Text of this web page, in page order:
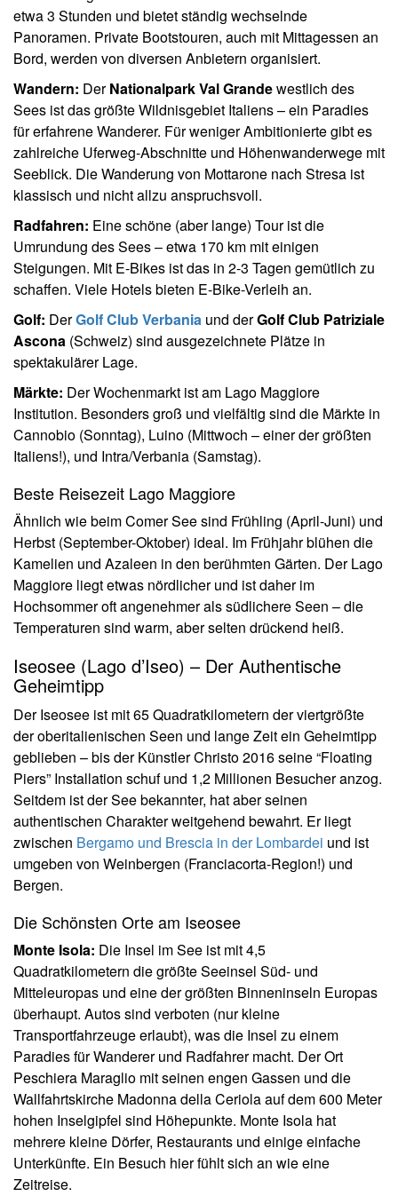
etwa 3 Stunden und bietet ständig wechselnde
Panoramen. Private Bootstouren, auch mit Mittagessen an
Bord, werden von diversen Anbietern organisiert.
Wandern: DerNationalpark Val Grandewestlich des
Sees ist das größte Wildnisgebiet Italiens – ein Paradies
für erfahrene Wanderer. Für weniger Ambitionierte gibt es
zahlreiche Uferweg-Abschnitte und Höhenwanderwege mit
Seeblick. Die Wanderung von Mottarone nach Stresa ist
klassisch und nicht allzu anspruchsvoll.
Radfahren: Eine schöne (aber lange) Tour ist die
Umrundung des Sees – etwa 170 km mit einigen
Steigungen. Mit E-Bikes ist das in 2-3 Tagen gemütlich zu
schaffen. Viele Hotels bieten E-Bike-Verleih an.
Golf: DerGolf Club Verbania und derGolf Club Patriziale
Ascona (Schweiz) sind ausgezeichnete Plätze in
spektakulärer Lage.
Märkte: Der Wochenmarkt ist am Lago Maggiore
Institution. Besonders groß und vielfältig sind die Märkte in
Cannobio (Sonntag), Luino (Mittwoch – einer der größten
Italiens!), und Intra/Verbania (Samstag).
Beste Reisezeit Lago Maggiore
Ähnlich wie beim Comer See sind Frühling (April-Juni) und
Herbst (September-Oktober) ideal. Im Frühjahr blühen die
Kamelien und Azaleen in den berühmten Gärten. Der Lago
Maggiore liegt etwas nördlicher und ist daher im
Hochsommer oft angenehmer als südlichere Seen – die
Temperaturen sind warm, aber selten drückend heiß.
Iseosee (Lago d’Iseo) – Der Authentische
Geheimtipp
Der Iseosee ist mit 65 Quadratkilometern der viertgrößte
der oberitalienischen Seen und lange Zeit ein Geheimtipp
geblieben – bis der Künstler Christo 2016 seine “Floating
Piers” Installation schuf und 1,2 Millionen Besucher anzog.
Seitdem ist der See bekannter, hat aber seinen
authentischen Charakter weitgehend bewahrt. Er liegt
zwischen Bergamo und Brescia in der Lombardei und ist
umgeben von Weinbergen (Franciacorta-Region!) und
Bergen.
Die Schönsten Orte am Iseosee
Monte Isola: Die Insel im See ist mit 4,5
Quadratkilometern die größte Seeinsel Süd- und
Mitteleuropas und eine der größten Binneninseln Europas
überhaupt. Autos sind verboten (nur kleine
Transportfahrzeuge erlaubt), was die Insel zu einem
Paradies für Wanderer und Radfahrer macht. Der Ort
Peschiera Maraglio mit seinen engen Gassen und die
Wallfahrtskirche Madonna della Ceriola auf dem 600 Meter
hohen Inselgipfel sind Höhepunkte. Monte Isola hat
mehrere kleine Dörfer, Restaurants und einige einfache
Unterkünfte. Ein Besuch hier fühlt sich an wie eine
Zeitreise.